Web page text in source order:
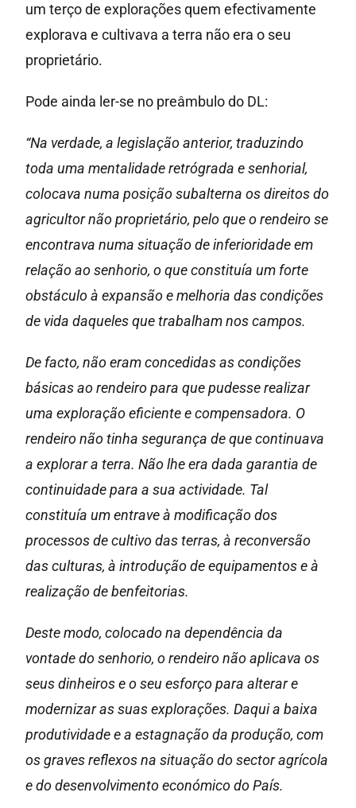
um terço de explorações quem efectivamente
explorava e cultivava a terra não era o seu
proprietário.
Pode ainda ler-se no preâmbulo do DL:
“Na verdade, a legislação anterior, traduzindo
toda uma mentalidade retrógrada e senhorial,
colocava numa posição subalterna os direitos do
agricultor não proprietário, pelo que o rendeiro se
encontrava numa situação de inferioridade em
relação ao senhorio, o que constituía um forte
obstáculo à expansão e melhoria das condições
de vida daqueles que trabalham nos campos.
De facto, não eram concedidas as condições
básicas ao rendeiro para que pudesse realizar
uma exploração eficiente e compensadora. O
rendeiro não tinha segurança de que continuava
a explorar a terra. Não lhe era dada garantia de
continuidade para a sua actividade. Tal
constituía um entrave à modificação dos
processos de cultivo das terras, à reconversão
das culturas, à introdução de equipamentos e à
realização de benfeitorias.
Deste modo, colocado na dependência da
vontade do senhorio, o rendeiro não aplicava os
seus dinheiros e o seu esforço para alterar e
modernizar as suas explorações. Daqui a baixa
produtividade e a estagnação da produção, com
os graves reflexos na situação do sector agrícola
e do desenvolvimento económico do País.